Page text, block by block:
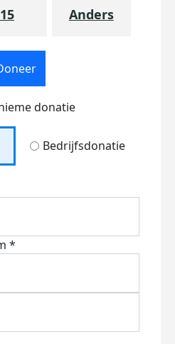
15 Anders
donatie
Bedrijfsdonatie
*